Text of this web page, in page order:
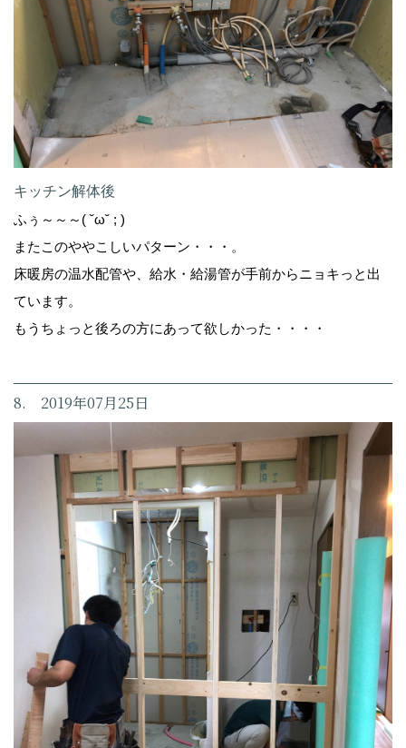
キッチン解体後
ふぅ～～～( ˘ω˘ ; )
またこのややこしいパターン・・・。
床暖房の温水配管や、給水・給湯管が手前からニョキっと出
ています。
もうちょっと後ろの方にあって欲しかった・・・・
8. 2019年07月25日